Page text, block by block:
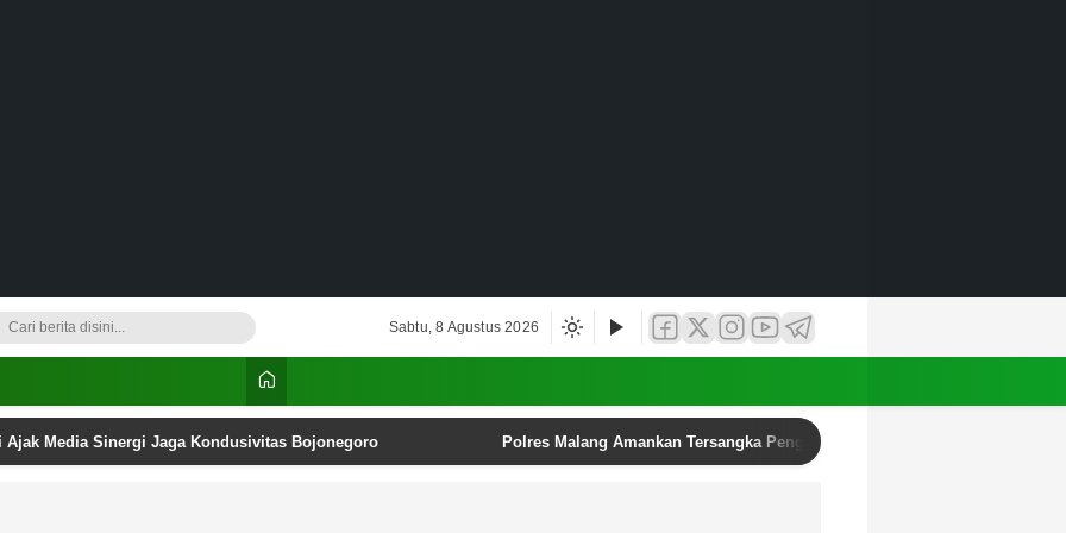
Sabtu, 8 Agustus 2026
Ajak Media Sinergi Jaga Kondusivitas Bojonegoro Polres Malang Amankan Tersangka Pengedar Narkoba di Kepanjen, Sita